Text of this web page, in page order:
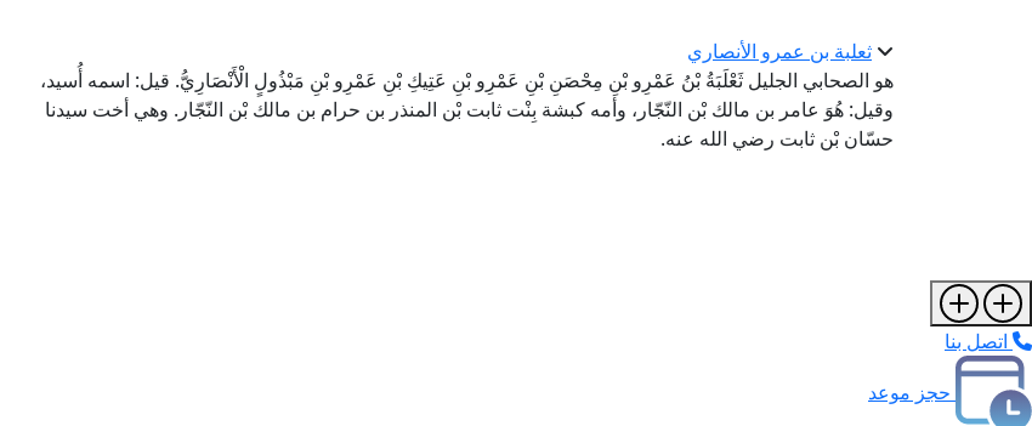
ثعلبة بن عمرو الأنصاري
هو الصحابي الجليل ثَعْلَبَةُ بْنُ عَمْرِو بْنِ مِحْصَنِ بْنِ عَمْرِو بْنِ عَتِيكِ بْنِ عَمْرِو بْنِ مَبْذُولٍ الْأَنْصَارِيُّ. قيل: اسمه أُسيد،
وقيل: هُوَ عامر بن مالك بْن النّجّار، وأمه كبشة بِنْت ثابت بْن المنذر بن حرام بن مالك بْن النّجّار. وهي أخت سيدنا
حسّان بْن ثابت رضي الله عنه.
اتصل بنا
حجز موعد